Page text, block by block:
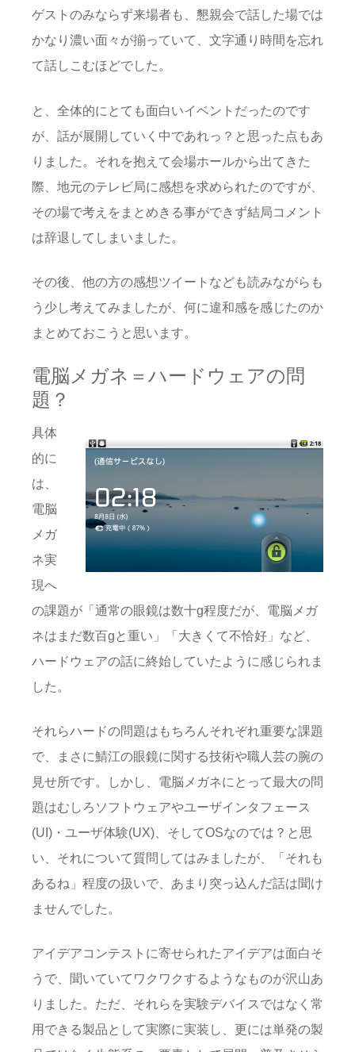
ゲストのみならず来場者も、懇親会で話した場では
かなり濃い面々が揃っていて、文字通り時間を忘れ
て話しこむほどでした。
と、全体的にとても面白いイベントだったのです
が、話が展開していく中であれっ？と思った点もあ
りました。それを抱えて会場ホールから出てきた
際、地元のテレビ局に感想を求められたのですが、
その場で考えをまとめきる事ができず結局コメント
は辞退してしまいました。
その後、他の方の感想ツイートなども読みながらも
う少し考えてみましたが、何に違和感を感じたのか
まとめておこうと思います。
電脳メガネ＝ハードウェアの問
題？
具体
的に
は、
電脳
メガ
ネ実
現へ
の課題が「通常の眼鏡は数十g程度だが、電脳メガ
ネはまだ数百gと重い」「大きくて不恰好」など、
ハードウェアの話に終始していたように感じられま
した。
それらハードの問題はもちろんそれぞれ重要な課題
で、まさに鯖江の眼鏡に関する技術や職人芸の腕の
見せ所です。しかし、電脳メガネにとって最大の問
題はむしろソフトウェアやユーザインタフェース
(UI)・ユーザ体験(UX)、そしてOSなのでは？と思
い、それについて質問してはみましたが、「それも
あるね」程度の扱いで、あまり突っ込んだ話は聞け
ませんでした。
アイデアコンテストに寄せられたアイデアは面白そ
うで、聞いていてワクワクするようなものが沢山あ
りました。ただ、それらを実験デバイスではなく常
用できる製品として実際に実装し、更には単発の製